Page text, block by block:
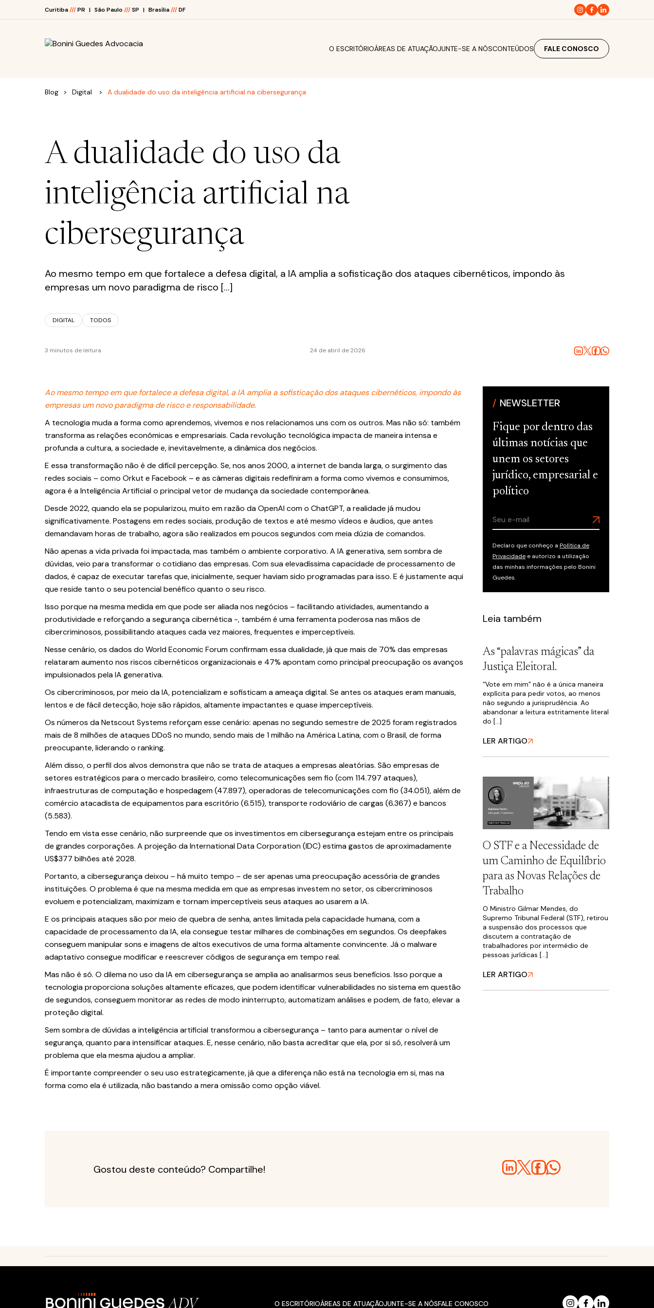
Curitiba///PR São Paulo ///SP Brasília///DF
O ESCRITÓRIOÁREAS DE ATUAÇÃOJUNTE-SE A NÓSCONTEÚDOS FALE CONOSCO
ÁREAS DE ATUAÇÃO
JUNTE-SE A NÓS
E-BOOKS
FALE CONOSCO
Blog Digital A dualidade do uso da inteligência artificial na cibersegurança
A dualidade do uso da
inteligência artificial na
cibersegurança
Ao mesmo tempo em que fortalece a defesa digital, a IA amplia a sofisticação dos ataques cibernéticos, impondo às
empresas um novo paradigma de risco […]
DIGITAL TODOS
3 minutos de leitura 24 de abril de 2026
Ao mesmo tempo em que fortalece a defesa digital, a IA amplia a sofisticação dos ataques cibernéticos, impondo às
empresas um novo paradigma de risco e responsabilidade.
A tecnologia muda a forma como aprendemos, vivemos e nos relacionamos uns com os outros. Mas não só: também
transforma as relações econômicas e empresariais. Cada revolução tecnológica impacta de maneira intensa e
profunda a cultura, a sociedade e, inevitavelmente, a dinâmica dos negócios.
E essa transformação não é de difícil percepção. Se, nos anos 2000, a internet de banda larga, o surgimento das
redes sociais – como Orkut e Facebook – e as câmeras digitais redefiniram a forma como vivemos e consumimos,
agora é a Inteligência Artificial o principal vetor de mudança da sociedade contemporânea.
Desde 2022, quando ela se popularizou, muito em razão da OpenAI com o ChatGPT, a realidade já mudou
significativamente. Postagens em redes sociais, produção de textos e até mesmo vídeos e áudios, que antes
demandavam horas de trabalho, agora são realizados em poucos segundos com meia dúzia de comandos.
Não apenas a vida privada foi impactada, mas também o ambiente corporativo. A IA generativa, sem sombra de
dúvidas, veio para transformar o cotidiano das empresas. Com sua elevadíssima capacidade de processamento de
dados, é capaz de executar tarefas que, inicialmente, sequer haviam sido programadas para isso. E é justamente aqui
que reside tanto o seu potencial benéfico quanto o seu risco.
Isso porque na mesma medida em que pode ser aliada nos negócios – facilitando atividades, aumentando a
produtividade e reforçando a segurança cibernética -, também é uma ferramenta poderosa nas mãos de
cibercriminosos, possibilitando ataques cada vez maiores, frequentes e imperceptíveis.
Nesse cenário, os dados do World Economic Forum confirmam essa dualidade, já que mais de 70% das empresas
relataram aumento nos riscos cibernéticos organizacionais e 47% apontam como principal preocupação os avanços
impulsionados pela IA generativa.
Os cibercriminosos, por meio da IA, potencializam e sofisticam a ameaça digital. Se antes os ataques eram manuais,
lentos e de fácil detecção, hoje são rápidos, altamente impactantes e quase imperceptíveis.
Os números da Netscout Systems reforçam esse cenário: apenas no segundo semestre de 2025 foram registrados
mais de 8 milhões de ataques DDoS no mundo, sendo mais de 1 milhão na América Latina, com o Brasil, de forma
preocupante, liderando o ranking.
Além disso, o perfil dos alvos demonstra que não se trata de ataques a empresas aleatórias. São empresas de
setores estratégicos para o mercado brasileiro, como telecomunicações sem fio (com 114.797 ataques),
infraestruturas de computação e hospedagem (47.897), operadoras de telecomunicações com fio (34.051), além de
comércio atacadista de equipamentos para escritório (6.515), transporte rodoviário de cargas (6.367) e bancos
(5.583).
Tendo em vista esse cenário, não surpreende que os investimentos em cibersegurança estejam entre os principais
de grandes corporações. A projeção da International Data Corporation (IDC) estima gastos de aproximadamente
US$377 bilhões até 2028.
Portanto, a cibersegurança deixou – há muito tempo – de ser apenas uma preocupação acessória de grandes
instituições. O problema é que na mesma medida em que as empresas investem no setor, os cibercriminosos
evoluem e potencializam, maximizam e tornam imperceptíveis seus ataques ao usarem a IA.
E os principais ataques são por meio de quebra de senha, antes limitada pela capacidade humana, com a
capacidade de processamento da IA, ela consegue testar milhares de combinações em segundos. Os deepfakes
conseguem manipular sons e imagens de altos executivos de uma forma altamente convincente. Já o malware
adaptativo consegue modificar e reescrever códigos de segurança em tempo real.
Mas não é só. O dilema no uso da IA em cibersegurança se amplia ao analisarmos seus benefícios. Isso porque a
tecnologia proporciona soluções altamente eficazes, que podem identificar vulnerabilidades no sistema em questão
de segundos, conseguem monitorar as redes de modo ininterrupto, automatizam análises e podem, de fato, elevar a
proteção digital.
Sem sombra de dúvidas a inteligência artificial transformou a cibersegurança – tanto para aumentar o nível de
segurança, quanto para intensificar ataques. E, nesse cenário, não basta acreditar que ela, por si só, resolverá um
problema que ela mesma ajudou a ampliar.
É importante compreender o seu uso estrategicamente, já que a diferença não está na tecnologia em si, mas na
forma como ela é utilizada, não bastando a mera omissão como opção viável.
NEWSLETTER
Fique por dentro das
últimas notícias que
unem os setores
jurídico, empresarial e
político
Declaro que conheço a Política de
Privacidade e autorizo a utilização
das minhas informações pelo Bonini
Guedes.
Leia também
As “palavras mágicas” da
Justiça Eleitoral.
“Vote em mim” não é a única maneira
explícita para pedir votos, ao menos
não segundo a jurisprudência. Ao
abandonar a leitura estritamente literal
do […]
LER ARTIGO
O STF e a Necessidade de
um Caminho de Equilíbrio
para as Novas Relações de
Trabalho
O Ministro Gilmar Mendes, do
Supremo Tribunal Federal (STF), retirou
a suspensão dos processos que
discutem a contratação de
trabalhadores por intermédio de
pessoas jurídicas […]
LER ARTIGO
Gostou deste conteúdo? Compartilhe!
O ESCRITÓRIOÁREAS DE ATUAÇÃOJUNTE-SE A NÓSFALE CONOSCO